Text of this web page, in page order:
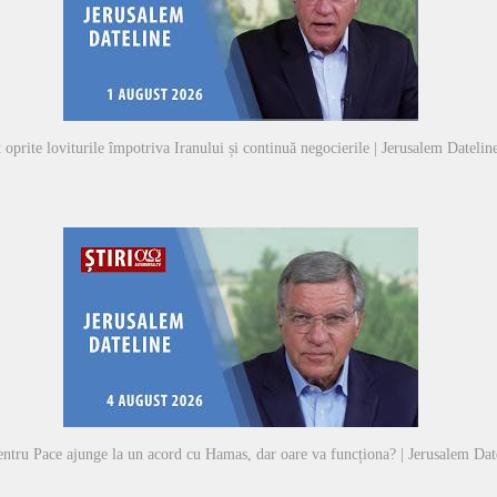
oprite loviturile împotriva Iranului și continuă negocierile | Jerusalem
Pace ajunge la un acord cu Hamas, dar oare va funcționa? | Jerusalem